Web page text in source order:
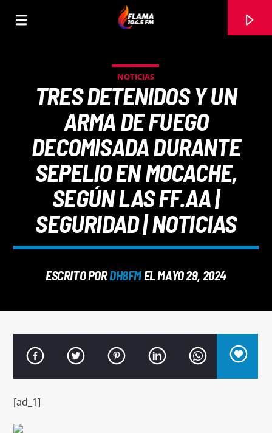
CANCIÓN ACTUAL
TÍTULO
Señal FM
NOTICIAS
TRES DETENIDOS Y UN
ARMA DE FUEGO
DECOMISADA DURANTE
SEPELIO EN MOCACHE,
SEGÚN LAS FF.AA |
SEGURIDAD | NOTICIAS
ESCRITO PORDH8FMEL MAYO 29, 2024
[ad_1]